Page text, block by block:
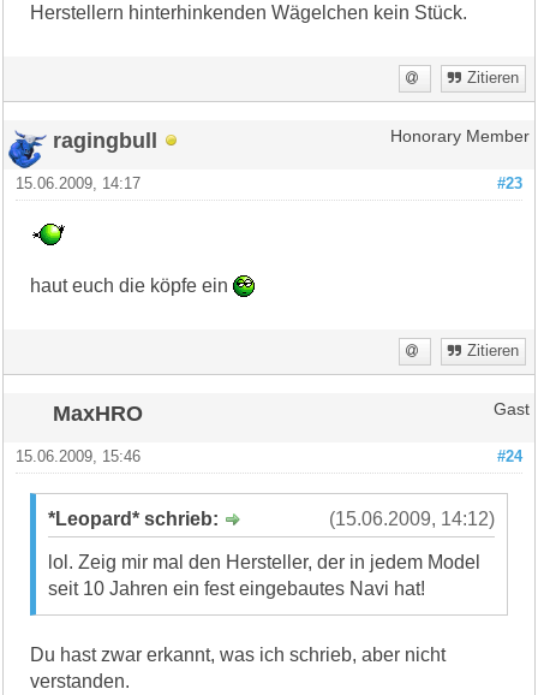
Herstellern hinterhinkenden Wägelchen kein Stück.
Zitieren
ragingbull Honorary Member
#23
15.06.2009, 14:17
haut euch die köpfe ein
Zitieren
MaxHRO Gast
#24
15.06.2009, 15:46
(15.06.2009, 14:12)
*Leopard* schrieb:
lol. Zeig mir mal den Hersteller, der in jedem Model
seit 10 Jahren ein fest eingebautes Navi hat!
Du hast zwar erkannt, was ich schrieb, aber nicht
verstanden.